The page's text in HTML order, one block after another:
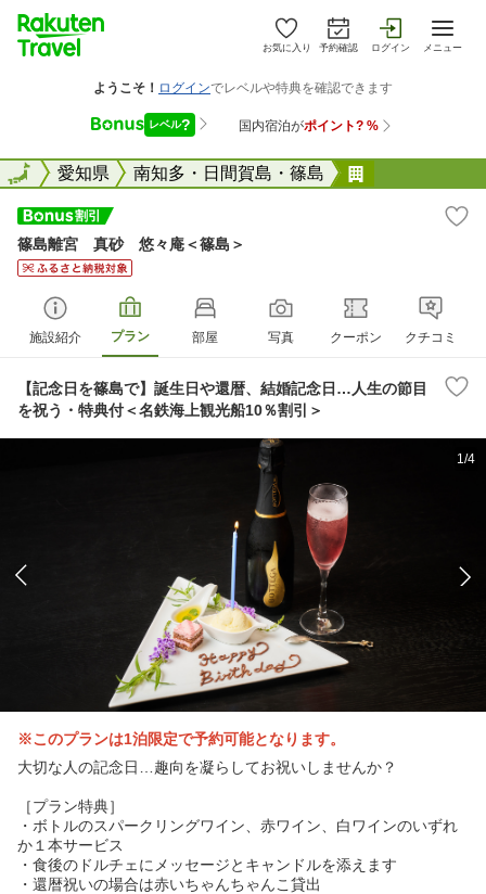
お気に入り 予約確認 ログイン メニュー
全国愛知県 南知多・日間賀島・篠島
全国
篠島離宮 真砂 悠々庵＜篠島＞
施設紹介 プラン 部屋 写真 クーポン クチコミ
【記念日を篠島で】誕生日や還暦、結婚記念日…人生の節目
を祝う・特典付＜名鉄海上観光船10％割引＞
1/4
※このプランは1泊限定で予約可能となります。
大切な人の記念日…趣向を凝らしてお祝いしませんか？
［プラン特典］
・ボトルのスパークリングワイン、赤ワイン、白ワインのいずれ
か１本サービス
・食後のドルチェにメッセージとキャンドルを添えます
・還暦祝いの場合は赤いちゃんちゃんこ貸出